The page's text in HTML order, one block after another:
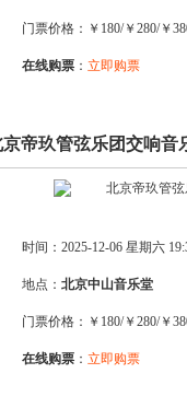
门票价格：￥180/￥280/￥
在线购票 ： 立即购票
京帝玖管弦乐团交响音
时间：2025-12-06 星期六
地点： 北京中山音乐堂
门票价格：￥180/￥280/￥
在线购票 ： 立即购票